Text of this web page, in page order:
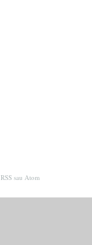
RSS sau Atom